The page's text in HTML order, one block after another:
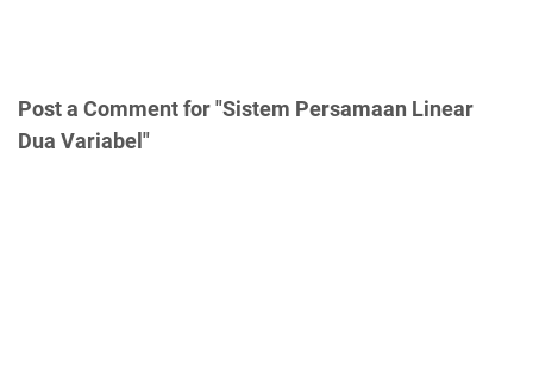
Post a Comment for "Sistem Persamaan Linear
Dua Variabel"